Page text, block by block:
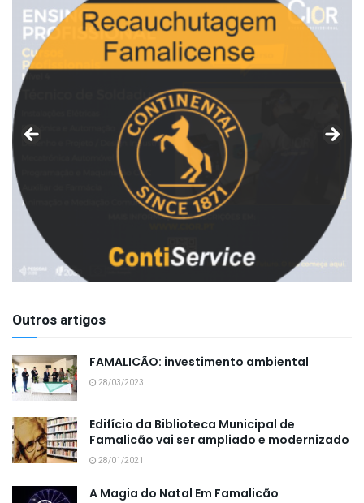
Outros artigos
FAMALICÃO: investimento ambiental
28/03/2023
Edifício da Biblioteca Municipal de
Famalicão vai ser ampliado e modernizado
28/01/2021
A Magia do Natal Em Famalicão